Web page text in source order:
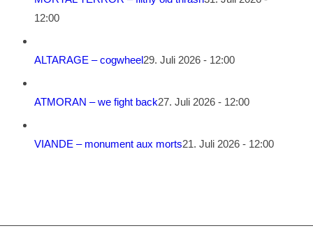
12:00
ALTARAGE – cogwheel29. Juli 2026 - 12:00
ATMORAN – we fight back27. Juli 2026 - 12:00
VIANDE – monument aux morts21. Juli 2026 - 12:00